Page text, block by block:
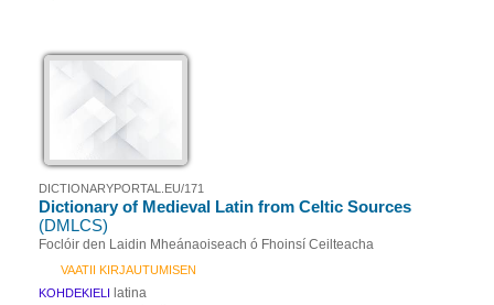
DICTIONARYPORTAL.EU/171
Dictionary of Medieval Latin from Celtic Sources
(DMLCS)
Foclóir den Laidin Mheánaoiseach ó Fhoinsí Ceilteacha
VAATII KIRJAUTUMISEN
KOHDEKIELI latina